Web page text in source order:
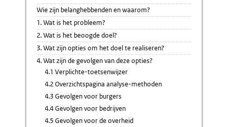
Wie zijn belanghebbenden en waarom?
1. Wat is het probleem?
2. Wat is het beoogde doel?
3. Wat zijn opties om het doel te realiseren?
4. Wat zijn de gevolgen van deze opties?
4.1 Verplichte-toetsenwijzer
4.2 Overzichtspagina analyse-methoden
4.3 Gevolgen voor burgers
4.4 Gevolgen voor bedrijven
4.5 Gevolgen voor de overheid